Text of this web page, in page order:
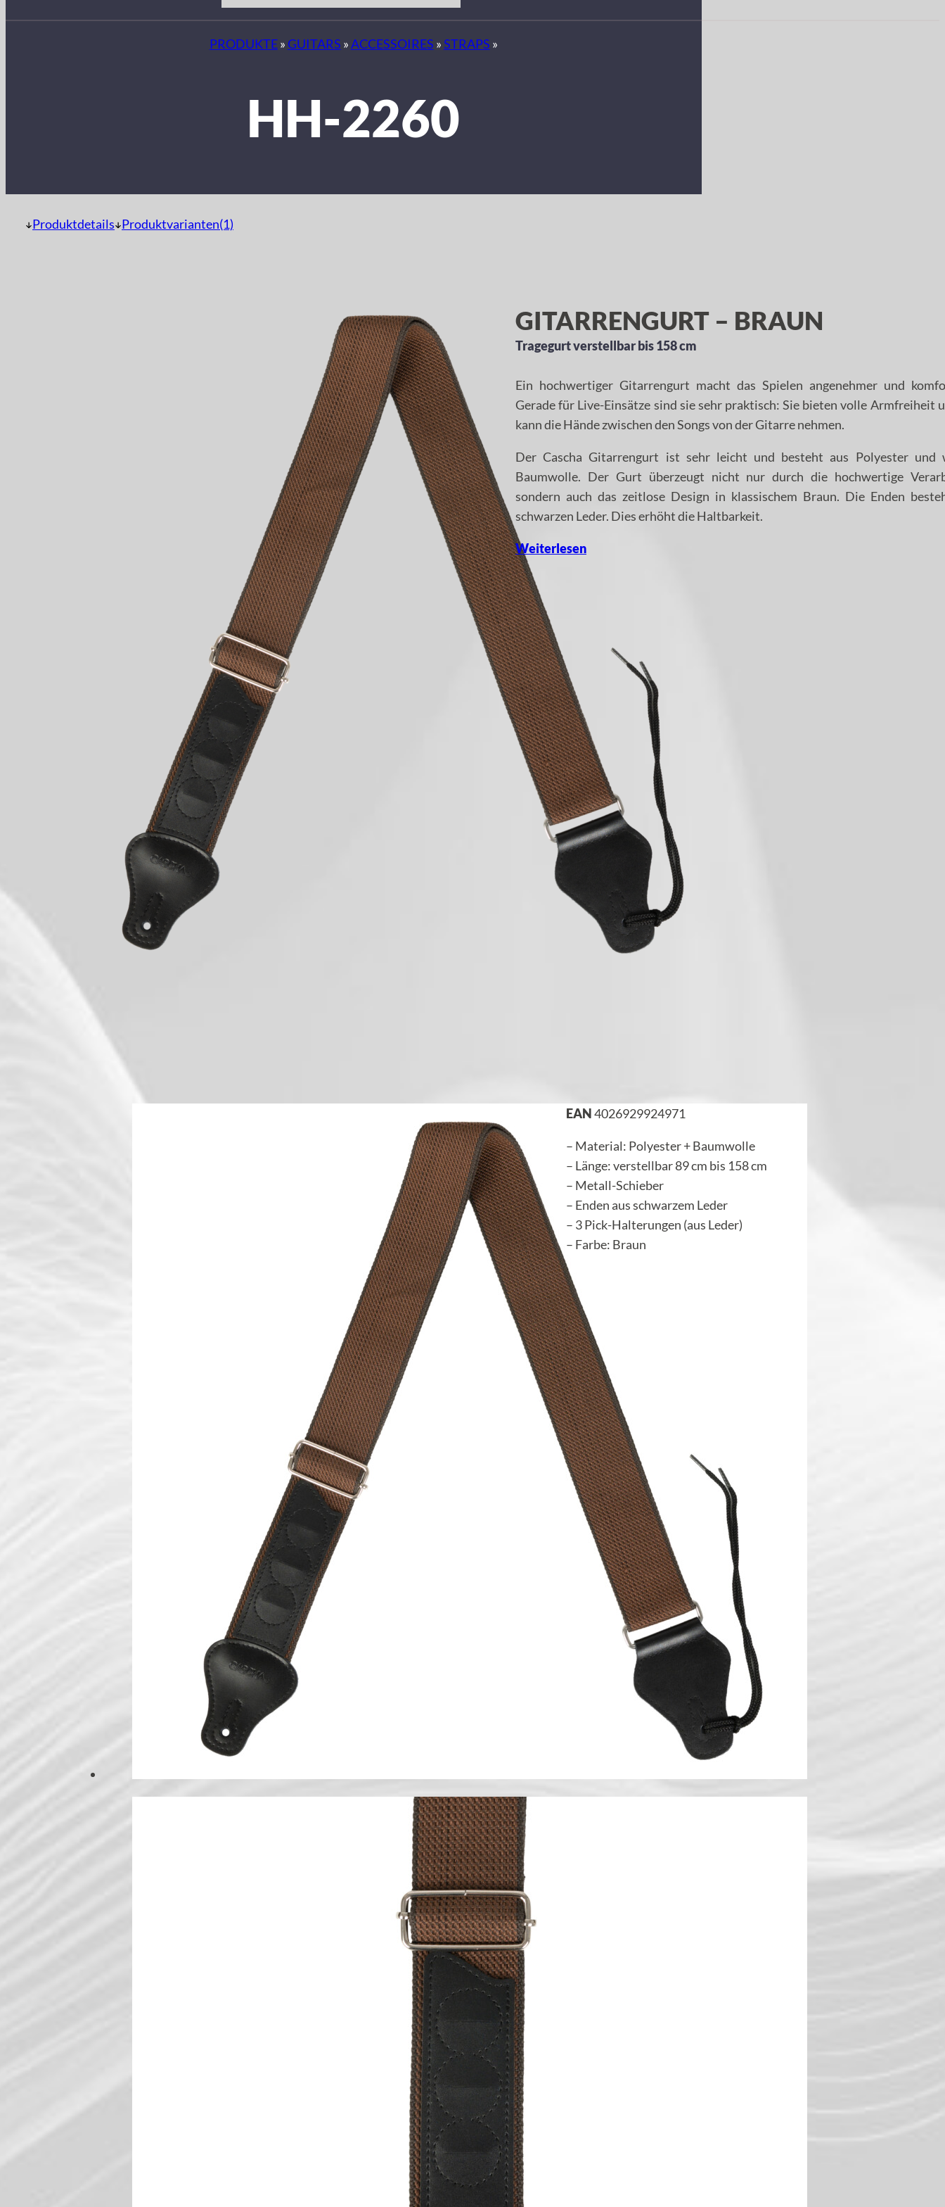
PRODUKTE»GUITARS »ACCESSOIRES »STRAPS »
HH-2260
Produktdetails Produktvarianten(1)
GITARRENGURT – BRAUN
Tragegurt verstellbar bis 158 cm
Ein hochwertiger Gitarrengurt macht das Spielen angenehmer und
Gerade für Live-Einsätze sind sie sehr praktisch: Sie bieten volle Armfreiheit
kann die Hände zwischen den Songs von der Gitarre nehmen.
Der Cascha Gitarrengurt ist sehr leicht und besteht aus Polyester und
Baumwolle. Der Gurt überzeugt nicht nur durch die hochwertige
sondern auch das zeitlose Design in klassischem Braun. Die Enden
schwarzen Leder. Dies erhöht die Haltbarkeit.
Weiterlesen
EAN4026929924971
– Material: Polyester + Baumwolle
– Länge: verstellbar 89 cm bis 158 cm
– Metall-Schieber
– Enden aus schwarzem Leder
– 3 Pick-Halterungen (aus Leder)
– Farbe: Braun